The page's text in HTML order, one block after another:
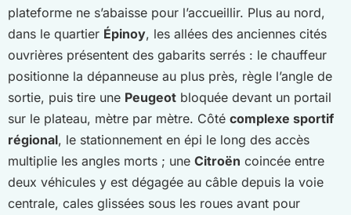
plateforme ne s’abaisse pour l’accueillir. Plus au nord,
dans le quartier Épinoy, les allées des anciennes cités
ouvrières présentent des gabarits serrés : le chauffeur
positionne la dépanneuse au plus près, règle l’angle de
sortie, puis tire une Peugeot bloquée devant un portail
sur le plateau, mètre par mètre. Côté complexe sportif
régional, le stationnement en épi le long des accès
multiplie les angles morts ; une Citroën coincée entre
deux véhicules y est dégagée au câble depuis la voie
centrale, cales glissées sous les roues avant pour